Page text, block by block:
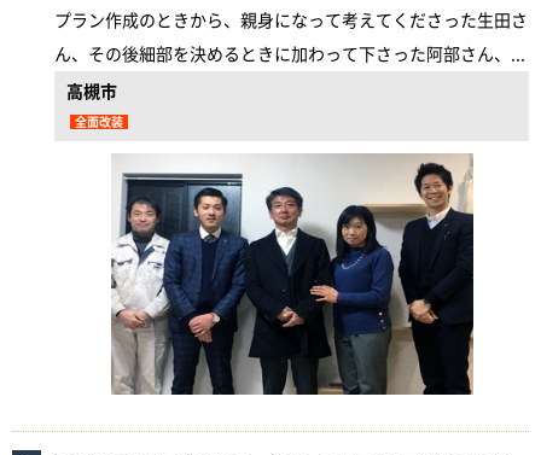
プラン作成のときから、親身になって考えてくださった生田さ
ん、その後細部を決めるときに加わって下さった阿部さん、...
高槻市
全面改装